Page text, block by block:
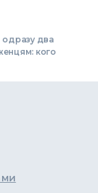
одразу два
кого